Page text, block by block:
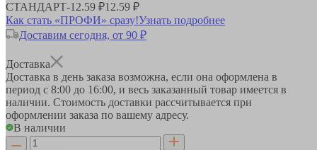
СТАНДАРТ-12.59 ₽12.59 ₽
Как стать «ПРОФИ» сразу!Узнать подробнее
Доставим сегодня, от 90 ₽
Доставка
Доставка в день заказа возможна, если она оформлена в
период с 8:00 до 16:00, и весь заказанный товар имеется в
наличии. Стоимость доставки рассчитывается при
оформлении заказа по вашему адресу.
В наличии